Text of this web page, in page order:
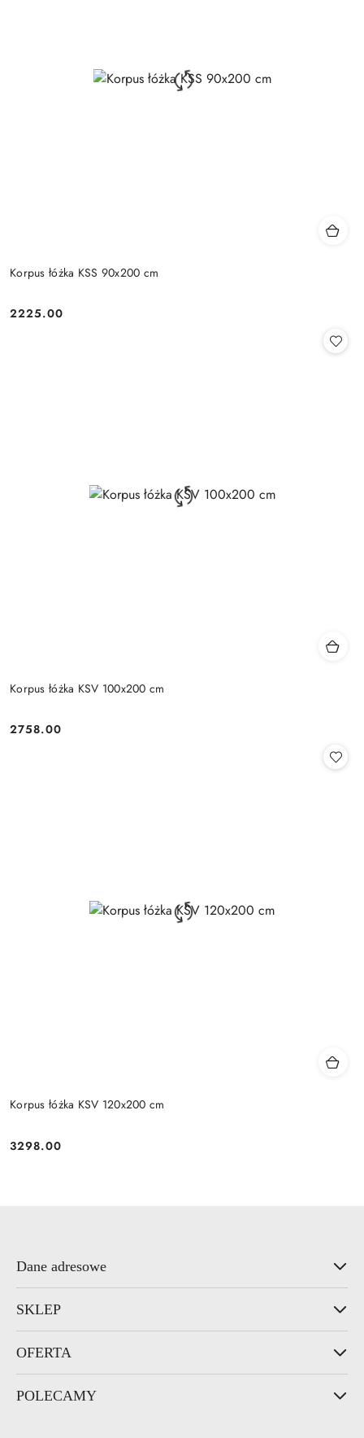
Korpus łóżka KSS 90x200 cm
Cena:
2225.00
Korpus łóżka KSV 100x200 cm
Cena:
2758.00
Korpus łóżka KSV 120x200 cm
Cena:
3298.00
Dane adresowe
SKLEP
OFERTA
POLECAMY